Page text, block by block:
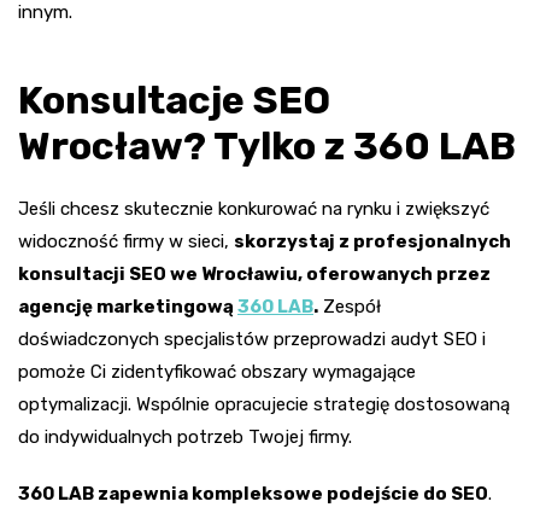
innym.
Konsultacje SEO
Wrocław? Tylko z 360 LAB
Jeśli chcesz skutecznie konkurować na rynku i zwiększyć
widoczność firmy w sieci, skorzystaj z profesjonalnych
konsultacji SEO we Wrocławiu, oferowanych przez
agencję marketingową 360 LAB. Zespół
doświadczonych specjalistów przeprowadzi audyt SEO i
pomoże Ci zidentyfikować obszary wymagające
optymalizacji. Wspólnie opracujecie strategię dostosowaną
do indywidualnych potrzeb Twojej firmy.
360 LAB zapewnia kompleksowe podejście do SEO.